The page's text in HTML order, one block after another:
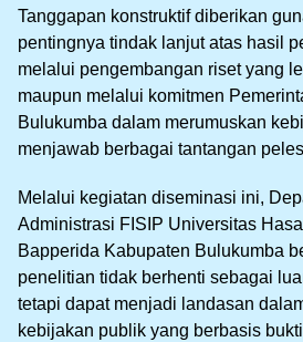
Tanggapan konstruktif diberikan
pentingnya tindak lanjut atas hasil
melalui pengembangan riset yang
maupun melalui komitmen
Bulukumba dalam merumuskan
menjawab berbagai tantangan
Melalui kegiatan diseminasi ini,
Administrasi FISIP Universitas
Bapperida Kabupaten Bulukumba
penelitian tidak berhenti sebagai
tetapi dapat menjadi landasan
kebijakan publik yang berbasis